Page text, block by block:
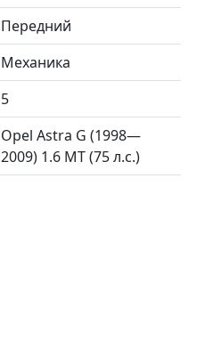
Передний
Механика
5
Opel Astra G (1998—
2009) 1.6 MT (75 л.с.)